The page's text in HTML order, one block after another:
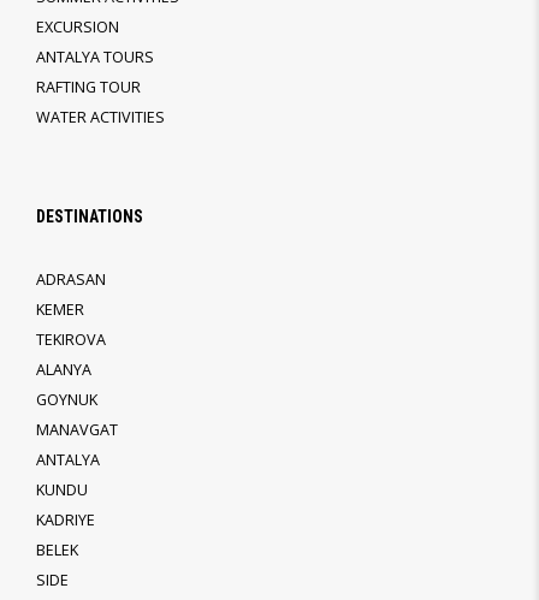
EXCURSION
ANTALYA TOURS
RAFTING TOUR
WATER ACTIVITIES
DESTINATIONS
ADRASAN
KEMER
TEKIROVA
ALANYA
GOYNUK
MANAVGAT
ANTALYA
KUNDU
KADRIYE
BELEK
SIDE